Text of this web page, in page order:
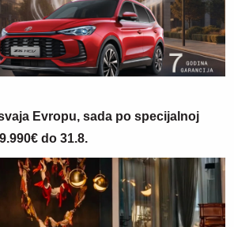
Evropu, sada po specijalnoj
do 31.8.